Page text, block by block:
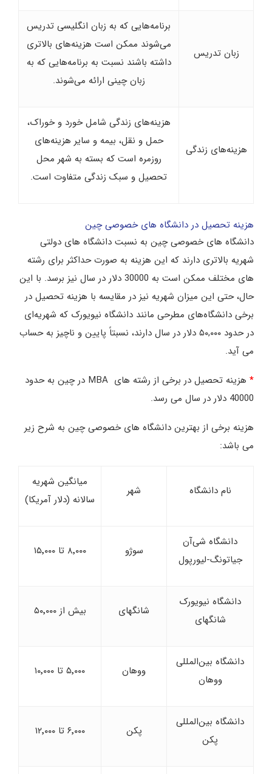
زبان تدریس
برنامه‌هایی که به زبان انگلیسی تدریس
می‌شوند ممکن است هزینه‌های بالاتری
داشته باشند نسبت به برنامه‌هایی که به
زبان چینی ارائه می‌شوند.
هزینه‌های زندگی
هزینه‌های زندگی شامل خورد و خوراک،
حمل و نقل، بیمه و سایر هزینه‌های
روزمره است که بسته به شهر محل
تحصیل و سبک زندگی متفاوت است.
هزینه تحصیل در دانشگاه های خصوصی چین
دانشگاه های خصوصی چین به نسبت دانشگاه های دولتی
شهریه بالاتری دارند که این هزینه به صورت حداکثر برای رشته
های مختلف ممکن است به 30000 دلار در سال نیز برسد. با این
حال، حتی این میزان شهریه نیز در مقایسه با هزینه تحصیل در
برخی دانشگاه‌های مطرحی مانند دانشگاه نیویورک که شهریه‌ای
در حدود ۵۰,۰۰۰ دلار در سال دارند، نسبتاً پایین و ناچیز به حساب
می آید.
*
هزینه تحصیل در برخی از رشته های MBA در چین به حدود
40000 دلار در سال می رسد.
هزینه برخی از بهترین دانشگاه های خصوصی چین به شرح زیر
می باشد:
نام دانشگاه شهر
میانگین شهریه
سالانه (دلار آمریکا)
دانشگاه شی‌آن
جیاتونگ-لیورپول
سوژو ۸٬۰۰۰ تا ۱۵٬۰۰۰
دانشگاه نیویورک
شانگهای
شانگهای بیش از ۵۰٬۰۰۰
دانشگاه بین‌المللی
ووهان
ووهان ۵٬۰۰۰ تا ۱۰٬۰۰۰
دانشگاه بین‌المللی
پکن
پکن ۶٬۰۰۰ تا ۱۲٬۰۰۰